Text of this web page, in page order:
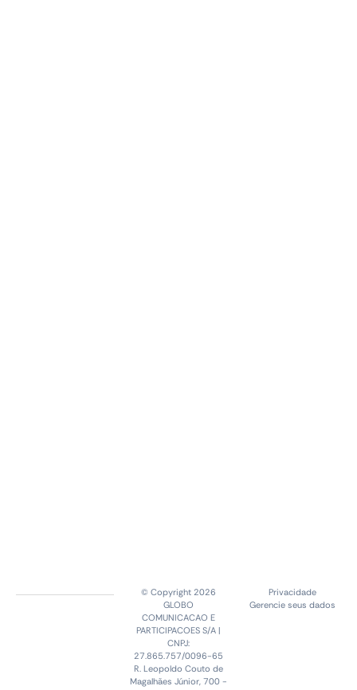
© Copyright 2026
GLOBO
COMUNICACAO E
PARTICIPACOES S/A |
CNPJ:
27.865.757/0096-65
R. Leopoldo Couto de
Magalhães Júnior, 700 -
Privacidade
Gerencie seus dados